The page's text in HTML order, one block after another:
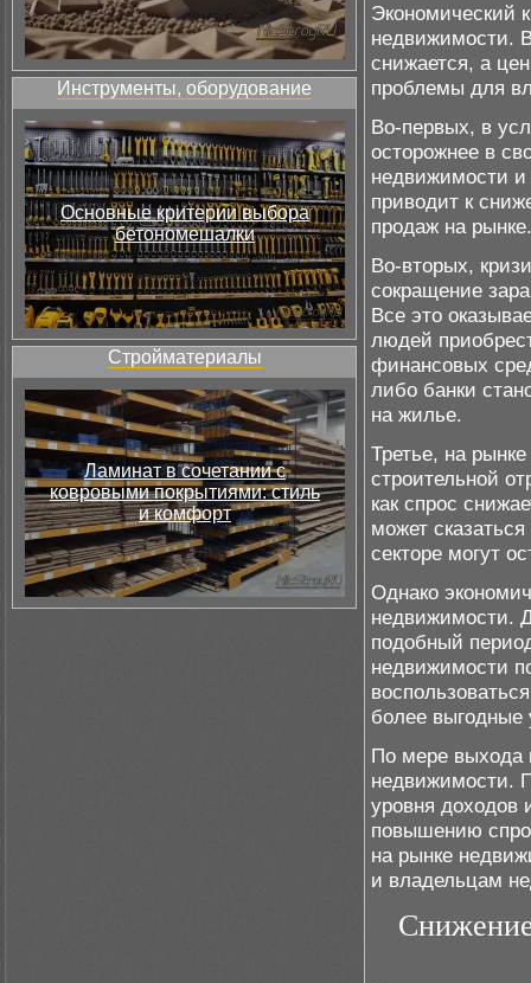
Инструменты, оборудование
Основные критерии выбора
бетономешалки
Стройматериалы
Ламинат в сочетании с
ковровыми покрытиями: стиль
и комфорт
Экономический
недвижимости.
снижается, а
проблемы для
Во-первых, в
осторожнее в
недвижимости и
приводит к
продаж на рынке.
Во-вторых,
сокращение
Все это
людей
финансовых
либо банки
на жилье.
Третье, на
строительной
как спрос
может
секторе могут
Однако
недвижимости.
подобный
недвижимости
более выгодные
По мере выхода
недвижимости.
уровня доходов
повышению
на рынке
и владельцам